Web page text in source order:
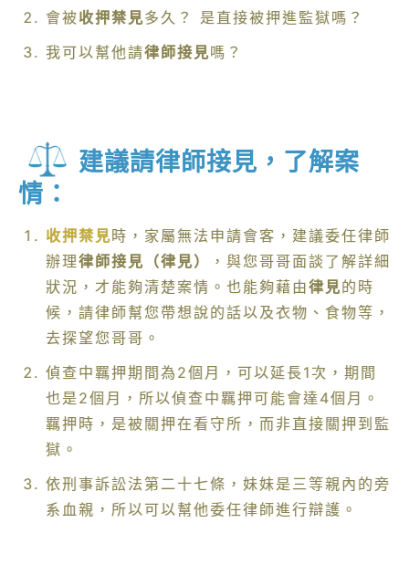
會被收押禁見多久？ 是直接被押進監獄嗎？
我可以幫他請律師接見嗎？
建議請律師接見，了解案
情：
收押禁見時，家屬無法申請會客，建議委任律師
辦理律師接見（律見）
，與您哥哥面談了解詳細
狀況，才能夠清楚案情。也能夠藉由律見的時
候，請律師幫您帶想說的話以及衣物、食物等，
去探望您哥哥。
偵查中羈押期間為2個月，可以延長1次，期間
也是2個月，所以偵查中羈押可能會達4個月。
羈押時，是被關押在看守所，而非直接關押到監
獄。
依刑事訴訟法第二十七條，妹妹是三等親內的旁
系血親，所以可以幫他委任律師進行辯護。